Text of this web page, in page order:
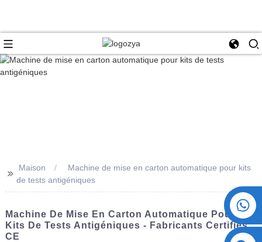
>>
Maison
Machine de mise en carton automatique pour kits
de tests antigéniques
Machine De Mise En Carton Automatique Pour
Kits De Tests Antigéniques - Fabricants Certifiés
CE